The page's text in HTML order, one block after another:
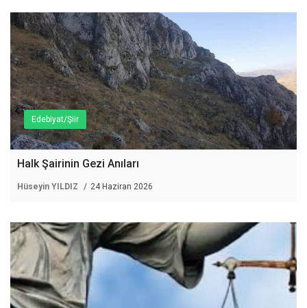
Edebiyat/Şiir
Halk Şairinin Gezi Anıları
Hüseyin YILDIZ 24 Haziran 2026